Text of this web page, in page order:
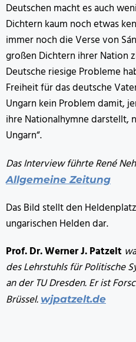
Deutschen macht es auch
Dichtern kaum noch etwas
immer noch die Verse von
großen Dichtern ihrer Nation
Deutsche riesige Probleme
Freiheit für das deutsche
Ungarn kein Problem damit,
ihre Nationalhymne darstellt,
Ungarn“.
Das Interview führte René
Allgemeine Zeitung
Das Bild stellt den
ungarischen Helden dar.
Prof. Dr. Werner J. Patzelt
des Lehrstuhls für Politische
an der TU Dresden. Er ist
Brüssel. wjpatzelt.de